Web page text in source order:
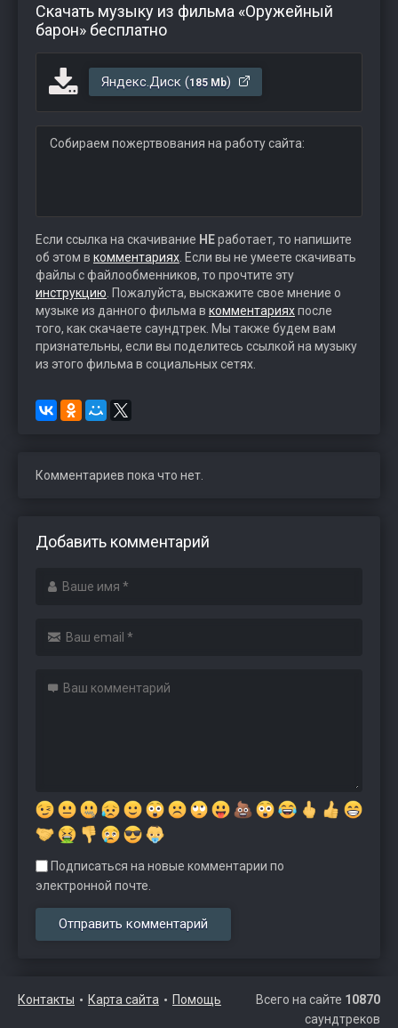
Скачать музыку из фильма «Оружейный
барон» бесплатно
Яндекс.Диск (185 Mb)
Собираем пожертвования на работу сайта:
Если ссылка на скачивание НЕработает, то напишите
об этом в комментариях . Если вы не умеете скачивать
файлы с файлообменников, то прочтите эту
инструкцию . Пожалуйста, выскажите свое мнение о
музыке из данного фильма в комментарияхпосле
того, как скачаете саундтрек. Мы также будем вам
признательны, если вы поделитесь ссылкой на музыку
из этого фильма в социальных сетях.
Комментариев пока что нет.
Добавить комментарий
Подписаться на новые комментарии по
электронной почте.
Контакты Карта сайта Помощь Всего на сайте 10870
саундтреков